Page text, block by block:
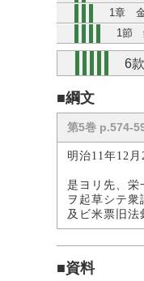
1章
1節
6
■綱文
第5巻 p.574-
明治11年12月
是ヨリ先、栄
ヲ起草シテ
及ビ米票旧法
■資料